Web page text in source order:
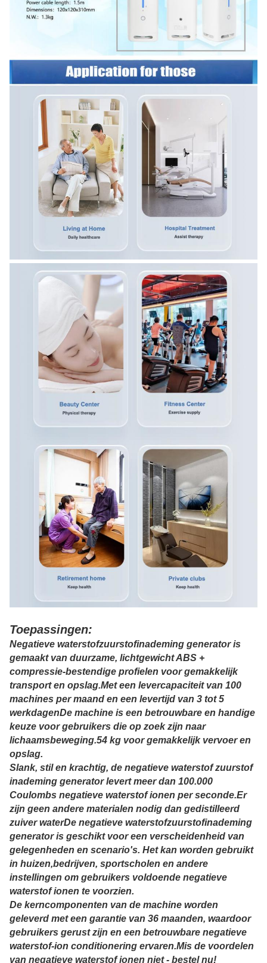
Toepassingen:
Negatieve waterstofzuurstofinademing generator is
gemaakt van duurzame, lichtgewicht ABS +
compressie-bestendige profielen voor gemakkelijk
transport en opslag.Met een levercapaciteit van 100
machines per maand en een levertijd van 3 tot 5
werkdagenDe machine is een betrouwbare en handige
keuze voor gebruikers die op zoek zijn naar
lichaamsbeweging.54 kg voor gemakkelijk vervoer en
opslag.
Slank, stil en krachtig, de negatieve waterstof zuurstof
inademing generator levert meer dan 100.000
Coulombs negatieve waterstof ionen per seconde.Er
zijn geen andere materialen nodig dan gedistilleerd
zuiver waterDe negatieve waterstofzuurstofinademing
generator is geschikt voor een verscheidenheid van
gelegenheden en scenario's. Het kan worden gebruikt
in huizen,bedrijven, sportscholen en andere
instellingen om gebruikers voldoende negatieve
waterstof ionen te voorzien.
De kerncomponenten van de machine worden
geleverd met een garantie van 36 maanden, waardoor
gebruikers gerust zijn en een betrouwbare negatieve
waterstof-ion conditionering ervaren.Mis de voordelen
van negatieve waterstof ionen niet - bestel nu!